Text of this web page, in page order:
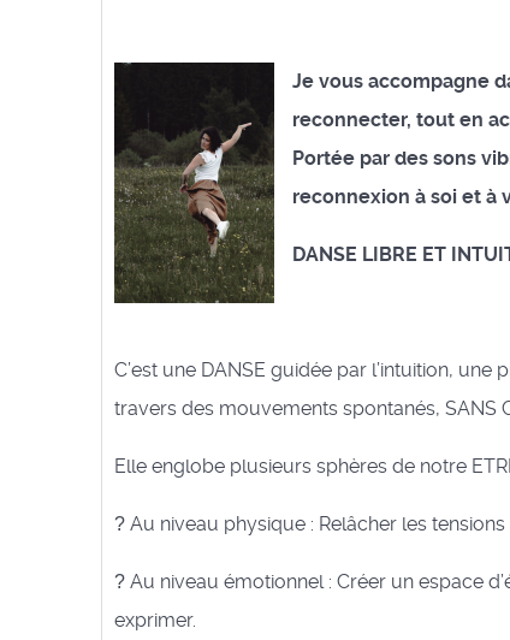
Je vous accompagne
reconnecter, tout en
Portée par des sons
reconnexion à soi et à
DANSE LIBRE ET
C’est une DANSE guidée par l’intuition,
travers des mouvements spontanés, SANS
Elle englobe plusieurs sphères de notre
? Au niveau physique : Relâcher les
? Au niveau émotionnel : Créer un espace
exprimer.